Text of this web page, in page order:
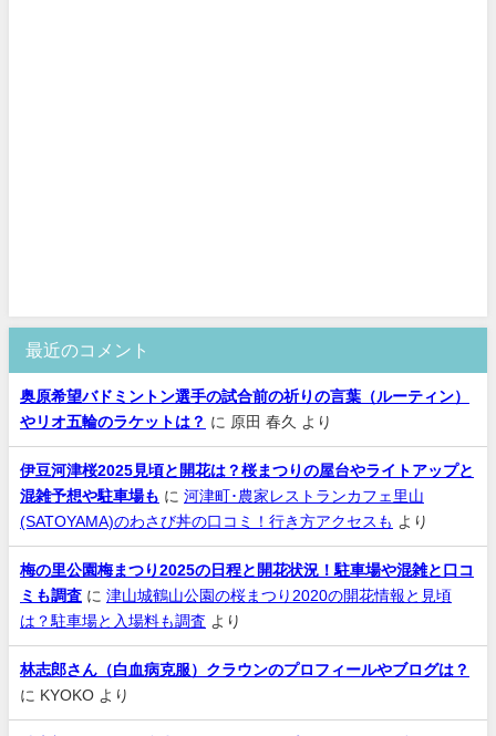
最近のコメント
奥原希望バドミントン選手の試合前の祈りの言葉（ルーティン）
やリオ五輪のラケットは？ に 原田 春久 より
伊豆河津桜2025見頃と開花は？桜まつりの屋台やライトアップと
混雑予想や駐車場も に 河津町･農家レストランカフェ里山
(SATOYAMA)のわさび丼の口コミ！行き方アクセスも
より
梅の里公園梅まつり2025の日程と開花状況！駐車場や混雑と口コ
ミも調査 に 津山城鶴山公園の桜まつり2020の開花情報と見頃
は？駐車場と入場料も調査 より
林志郎さん（白血病克服）クラウンのプロフィールやブログは？
に KYOKO より